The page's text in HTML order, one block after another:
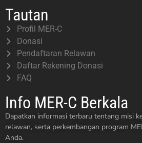
Tautan
Profil MER-C
Donasi
Pendaftaran Relawan
Daftar Rekening Donasi
FAQ
Info MER-C Berkala
Dapatkan informasi terbaru tentang misi
relawan, serta perkembangan program
Anda.